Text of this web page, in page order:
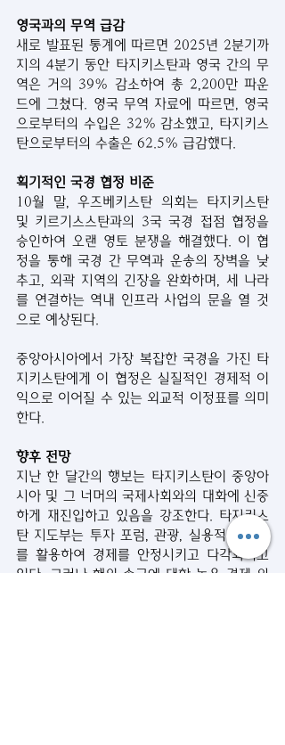
영국과의 무역 급감
새로 발표된 통계에 따르면 2025년 2분기까
지의 4분기 동안 타지키스탄과 영국 간의 무
역은 거의 39% 감소하여 총 2,200만 파운
드에 그쳤다. 영국 무역 자료에 따르면, 영국
으로부터의 수입은 32% 감소했고, 타지키스
탄으로부터의 수출은 62.5% 급감했다.
획기적인 국경 협정 비준
10월 말, 우즈베키스탄 의회는 타지키스탄
및 키르기스스탄과의 3국 국경 접점 협정을
승인하여 오랜 영토 분쟁을 해결했다. 이 협
정을 통해 국경 간 무역과 운송의 장벽을 낮
추고, 외곽 지역의 긴장을 완화하며, 세 나라
를 연결하는 역내 인프라 사업의 문을 열 것
으로 예상된다.
중앙아시아에서 가장 복잡한 국경을 가진 타
지키스탄에게 이 협정은 실질적인 경제적 이
익으로 이어질 수 있는 외교적 이정표를 의미
한다.
향후 전망
지난 한 달간의 행보는 타지키스탄이 중앙아
시아 및 그 너머의 국제사회와의 대화에 신중
하게 재진입하고 있음을 강조한다. 타지키스
탄 지도부는 투자 포럼, 관광, 실용적인 외교
를 활용하여 경제를 안정시키고 다각화하고
있다. 그러나 해외 송금에 대한 높은 경제 의